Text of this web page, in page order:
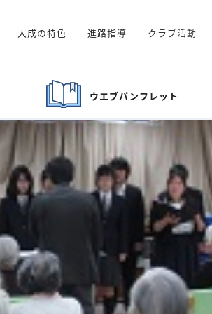
大成の特色 進路指導 クラブ活動
ウエブパンフレット